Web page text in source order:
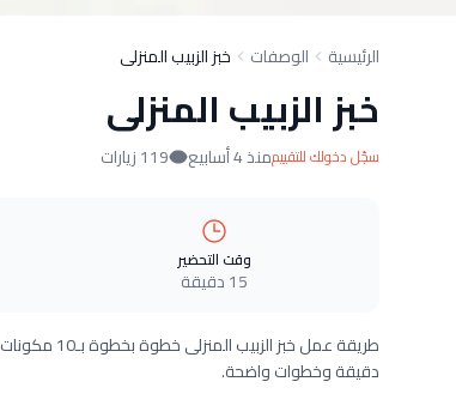
الرئيسية الوصفات خبز الزبيب المنزلى
خبز الزبيب المنزلى
سجّل دخولك للتقييممنذ 4 أسابيع 119 زيارات
وقت التحضير
15 دقيقة
دقيقة وخطوات واضحة.